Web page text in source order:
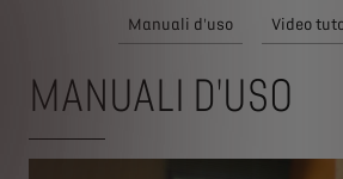
Manuali d'uso Video
MANUALI D'USO